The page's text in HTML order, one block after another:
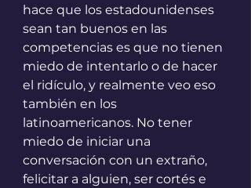
hace que los estadounidenses
sean tan buenos en las
competencias es que no tienen
miedo de intentarlo o de hacer
el ridículo, y realmente veo eso
también en los
latinoamericanos. No tener
miedo de iniciar una
conversación con un extraño,
felicitar a alguien, ser cortés e